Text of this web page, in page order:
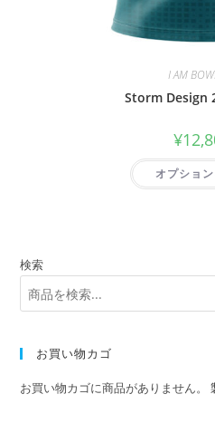
I AM
Storm Design
¥
オプショ
検索
お買い物カゴ
お買い物カゴに商品がありません。